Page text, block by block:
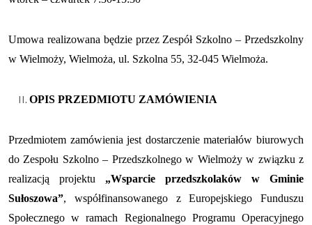
Umowa realizowana będzie przez Zespół Szkolno – Przedszkolny
w Wielmoży, Wielmoża, ul. Szkolna 55, 32-045 Wielmoża.
OPIS PRZEDMIOTU ZAMÓWIENIA
Przedmiotem zamówienia jest dostarczenie materiałów biurowych
do Zespołu Szkolno – Przedszkolnego w Wielmoży w związku z
realizacją projektu „Wsparcie przedszkolaków w Gminie
Sułoszowa”, współfinansowanego z Europejskiego Funduszu
Społecznego w ramach Regionalnego Programu Operacyjnego